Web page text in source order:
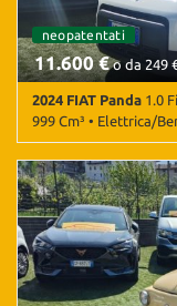
neopatentati
11.600 €o da 249
2024 FIAT Panda 1.0
999 Cm³ • Elettrica/
25.000 Km • Cambio
Airbag • Airbag
Antifurto • Autoradio
centralizzata •
Climatizzatore •
elettronico • Luci
Start/Stop Automatico